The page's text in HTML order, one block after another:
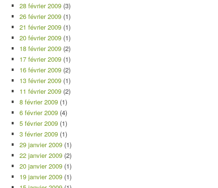
28 février 2009 (3)
26 février 2009 (1)
21 février 2009 (1)
20 février 2009 (1)
18 février 2009 (2)
17 février 2009 (1)
16 février 2009 (2)
13 février 2009 (1)
11 février 2009 (2)
8 février 2009 (1)
6 février 2009 (4)
5 février 2009 (1)
3 février 2009 (1)
29 janvier 2009 (1)
22 janvier 2009 (2)
20 janvier 2009 (1)
19 janvier 2009 (1)